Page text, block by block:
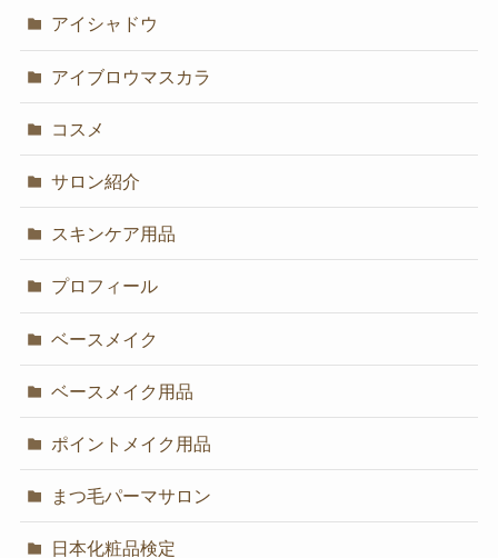
アイシャドウ
アイブロウマスカラ
コスメ
サロン紹介
スキンケア用品
プロフィール
ベースメイク
ベースメイク用品
ポイントメイク用品
まつ毛パーマサロン
日本化粧品検定